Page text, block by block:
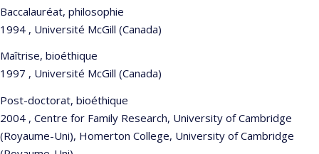
Baccalauréat, philosophie
1994 , Université McGill (Canada)
Maîtrise, bioéthique
1997 , Université McGill (Canada)
Post-doctorat, bioéthique
2004 , Centre for Family Research, University of Cambridge
(Royaume-Uni), Homerton College, University of Cambridge